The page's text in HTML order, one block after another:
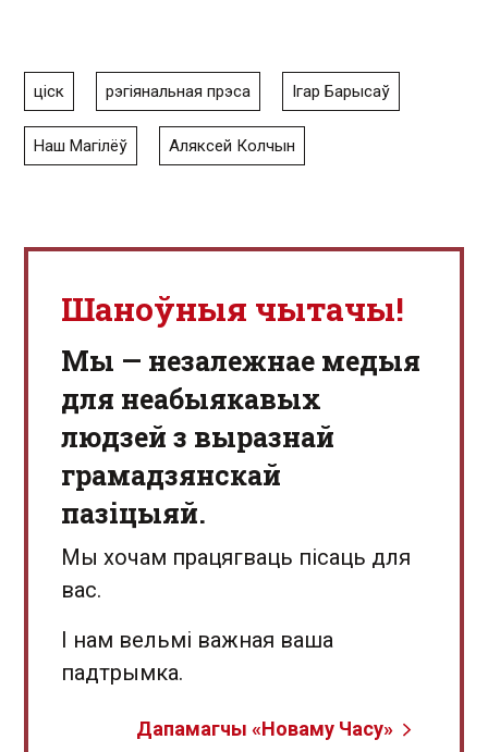
ціск рэгіянальная прэса Ігар Барысаў
Наш Магілёў Аляксей Колчын
Шаноўныя чытачы!
Мы — незалежнае медыя
для неабыякавых
людзей з выразнай
грамадзянскай
пазіцыяй.
Мы хочам працягваць пісаць для
вас.
І нам вельмі важная ваша
падтрымка.
Дапамагчы «Новаму Часу»